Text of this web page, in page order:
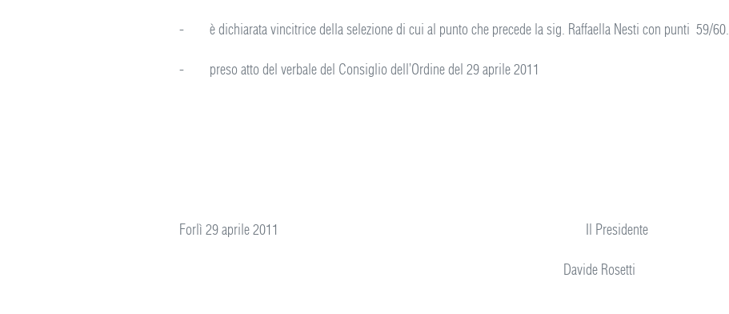
- è dichiarata vincitrice della selezione di cui al punto che precede la sig. Raffaella Nesti con punti 59/60.
- preso atto del verbale del Consiglio dell’Ordine del 29 aprile 2011
Forlì 29 aprile 2011 Il Presidente
Davide Rosetti